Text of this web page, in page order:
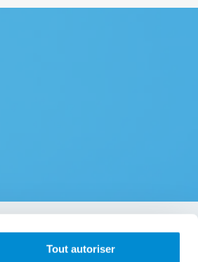
Tout autoriser